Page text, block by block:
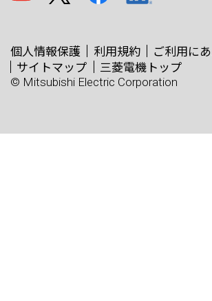
個人情報保護 利用規約
ご利用に
サイトマップ
三菱電機トップ
© Mitsubishi Electric Corporation